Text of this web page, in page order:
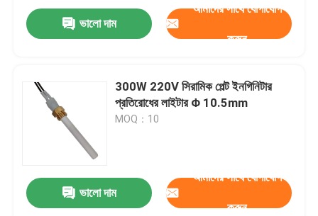
বাড়ি
ভালো দাম
আমাদের সাথে যোগাযোগ
করুন
300W 220V সিরামিক পেল্ট ইনগিনিটার
প্রতিরোধের লাইটার Φ 10.5mm
MOQ：10
ভালো দাম
আমাদের সাথে যোগাযোগ
করুন